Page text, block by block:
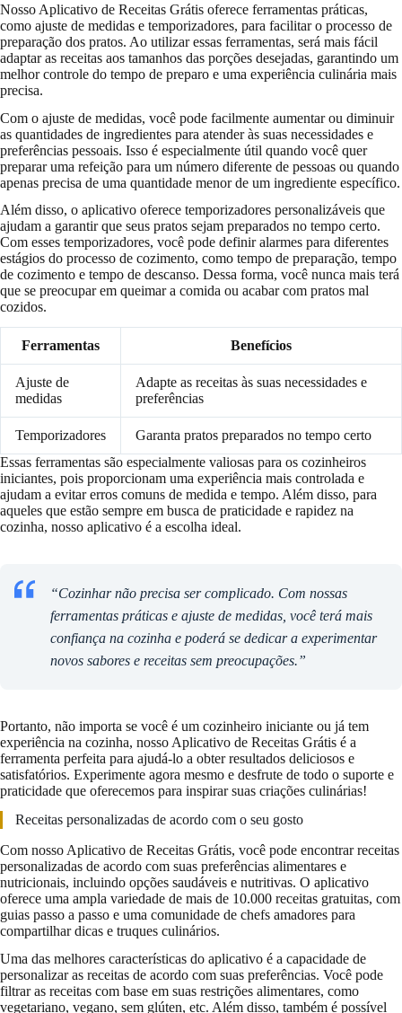
Nosso Aplicativo de Receitas Grátis oferece ferramentas práticas,
como ajuste de medidas e temporizadores, para facilitar o processo de
preparação dos pratos. Ao utilizar essas ferramentas, será mais fácil
adaptar as receitas aos tamanhos das porções desejadas, garantindo um
melhor controle do tempo de preparo e uma experiência culinária mais
precisa.
Com o ajuste de medidas, você pode facilmente aumentar ou diminuir
as quantidades de ingredientes para atender às suas necessidades e
preferências pessoais. Isso é especialmente útil quando você quer
preparar uma refeição para um número diferente de pessoas ou quando
apenas precisa de uma quantidade menor de um ingrediente específico.
Além disso, o aplicativo oferece temporizadores personalizáveis que
ajudam a garantir que seus pratos sejam preparados no tempo certo.
Com esses temporizadores, você pode definir alarmes para diferentes
estágios do processo de cozimento, como tempo de preparação, tempo
de cozimento e tempo de descanso. Dessa forma, você nunca mais terá
que se preocupar em queimar a comida ou acabar com pratos mal
cozidos.
Ferramentas Benefícios
Ajuste de
medidas
Adapte as receitas às suas necessidades e
preferências
Temporizadores
Garanta pratos preparados no tempo certo
Essas ferramentas são especialmente valiosas para os cozinheiros
iniciantes, pois proporcionam uma experiência mais controlada e
ajudam a evitar erros comuns de medida e tempo. Além disso, para
aqueles que estão sempre em busca de praticidade e rapidez na
cozinha, nosso aplicativo é a escolha ideal.
“Cozinhar não precisa ser complicado. Com nossas
ferramentas práticas e ajuste de medidas, você terá mais
confiança na cozinha e poderá se dedicar a experimentar
novos sabores e receitas sem preocupações.”
Portanto, não importa se você é um cozinheiro iniciante ou já tem
experiência na cozinha, nosso Aplicativo de Receitas Grátis é a
ferramenta perfeita para ajudá-lo a obter resultados deliciosos e
satisfatórios. Experimente agora mesmo e desfrute de todo o suporte e
praticidade que oferecemos para inspirar suas criações culinárias!
Receitas personalizadas de acordo com o seu gosto
Com nosso Aplicativo de Receitas Grátis, você pode encontrar receitas
personalizadas de acordo com suas preferências alimentares e
nutricionais, incluindo opções saudáveis e nutritivas. O aplicativo
oferece uma ampla variedade de mais de 10.000 receitas gratuitas, com
guias passo a passo e uma comunidade de chefs amadores para
compartilhar dicas e truques culinários.
Uma das melhores características do aplicativo é a capacidade de
personalizar as receitas de acordo com suas preferências. Você pode
filtrar as receitas com base em suas restrições alimentares, como
vegetariano, vegano, sem glúten, etc. Além disso, também é possível